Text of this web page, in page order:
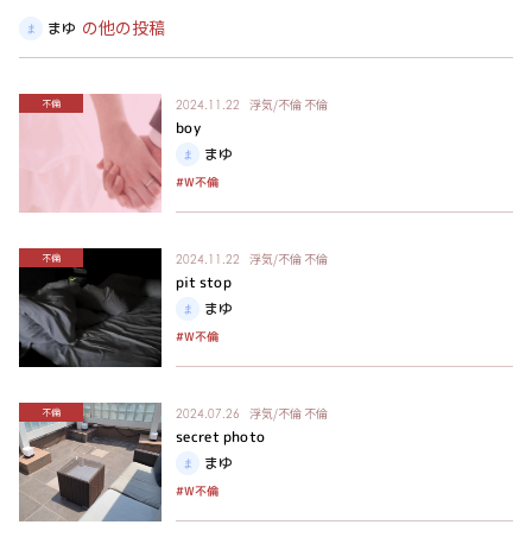
まゆ の他の投稿
不倫 2024.11.22 浮気/不倫 不倫
boy
まゆ
#W不倫
不倫 2024.11.22 浮気/不倫 不倫
pit stop
まゆ
#W不倫
不倫 2024.07.26 浮気/不倫 不倫
secret photo
まゆ
#W不倫